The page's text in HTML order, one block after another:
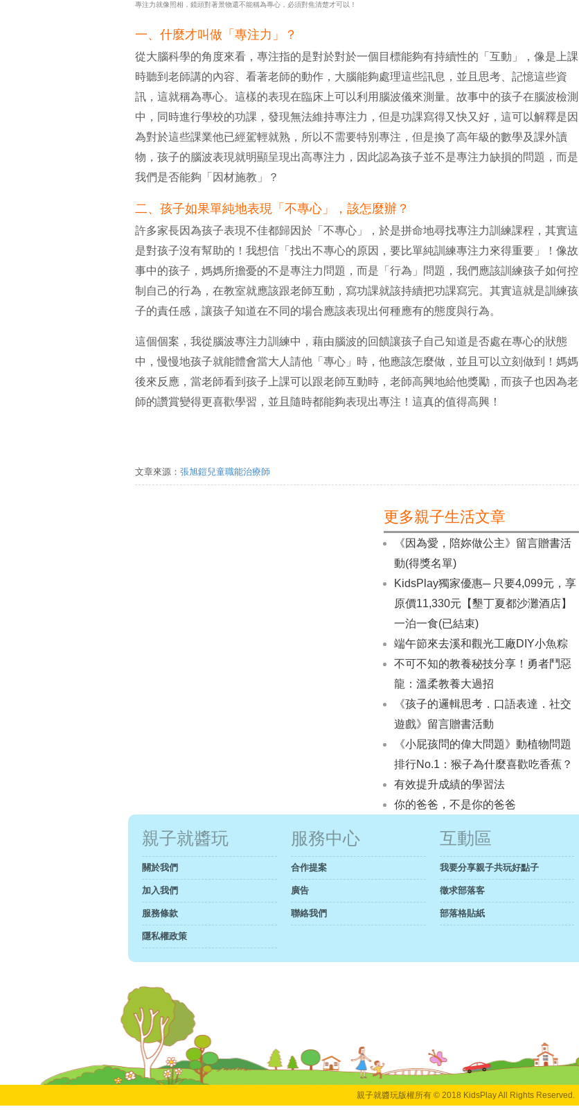
專注力就像照相，鏡頭對著景物還不能稱為專心，必須對焦清楚才可以！
一、什麼才叫做「專注力」？
從大腦科學的角度來看，專注指的是對於對於一個目標能夠有持續性的「互動」，像是上課
時聽到老師講的內容、看著老師的動作，大腦能夠處理這些訊息，並且思考、記憶這些資
訊，這就稱為專心。這樣的表現在臨床上可以利用腦波儀來測量。故事中的孩子在腦波檢測
中，同時進行學校的功課，發現無法維持專注力，但是功課寫得又快又好，這可以解釋是因
為對於這些課業他已經駕輕就熟，所以不需要特別專注，但是換了高年級的數學及課外讀
物，孩子的腦波表現就明顯呈現出高專注力，因此認為孩子並不是專注力缺損的問題，而是
我們是否能夠「因材施教」？
二、孩子如果單純地表現「不專心」，該怎麼辦？
許多家長因為孩子表現不佳都歸因於「不專心」，於是拼命地尋找專注力訓練課程，其實這
是對孩子沒有幫助的！我想信「找出不專心的原因，要比單純訓練專注力來得重要」！像故
事中的孩子，媽媽所擔憂的不是專注力問題，而是「行為」問題，我們應該訓練孩子如何控
制自己的行為，在教室就應該跟老師互動，寫功課就該持續把功課寫完。其實這就是訓練孩
子的責任感，讓孩子知道在不同的場合應該表現出何種應有的態度與行為。
這個個案，我從腦波專注力訓練中，藉由腦波的回饋讓孩子自己知道是否處在專心的狀態
中，慢慢地孩子就能體會當大人請他「專心」時，他應該怎麼做，並且可以立刻做到！媽媽
後來反應，當老師看到孩子上課可以跟老師互動時，老師高興地給他獎勵，而孩子也因為老
師的讚賞變得更喜歡學習，並且隨時都能夠表現出專注！這真的值得高興！
文章來源： 張旭鎧兒童職能治療師
更多親子生活文章
《因為愛，陪妳做公主》留言贈書活
動(得獎名單)
KidsPlay獨家優惠─ 只要4,099元，享
原價11,330元【墾丁夏都沙灘酒店】
一泊一食(已結束)
端午節來去溪和觀光工廠DIY小魚粽
不可不知的教養秘技分享！勇者鬥惡
龍：溫柔教養大過招
《孩子的邏輯思考．口語表達．社交
遊戲》留言贈書活動
《小屁孩問的偉大問題》動植物問題
排行No.1：猴子為什麼喜歡吃香蕉？
有效提升成績的學習法
你的爸爸，不是你的爸爸
親子就醬玩
關於我們
加入我們
服務條款
隱私權政策
服務中心
合作提案
廣告
聯絡我們
互動區
我要分享親子共玩好點子
徵求部落客
部落格貼紙
親子就醬玩版權所有 © 2018 KidsPlay All Rights Reserved.